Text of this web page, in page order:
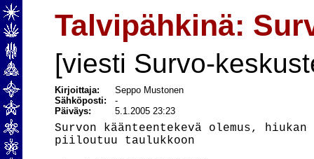
Talvipähkinä:
[viesti Survo-
Kirjoittaja:
Seppo Mustonen
Sähköposti:-
Päiväys:
5.1.2005 23:23
Survon käänteentekevä olemus, hiukan
piiloutuu taulukkoon